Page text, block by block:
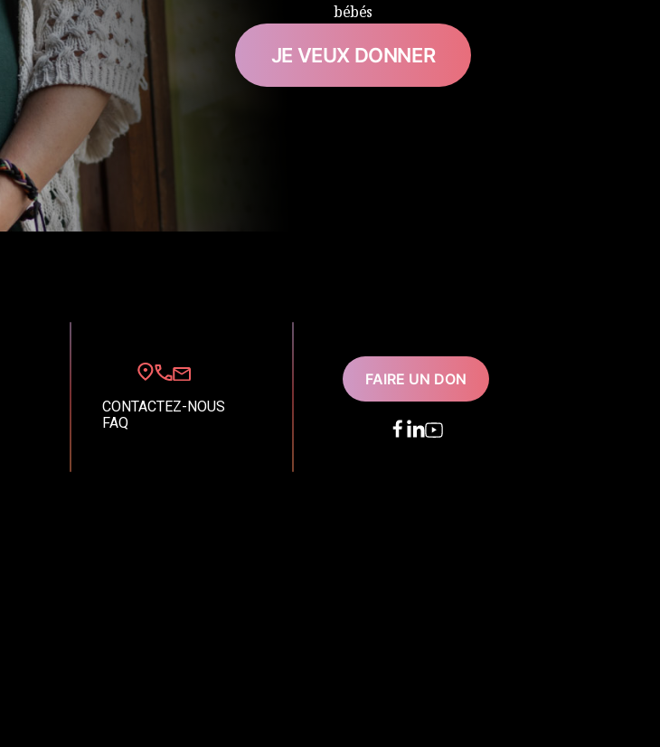
bébés
JE VEUX DONNER
CONTACTEZ-NOUS
FAQ
FAIRE UN DON